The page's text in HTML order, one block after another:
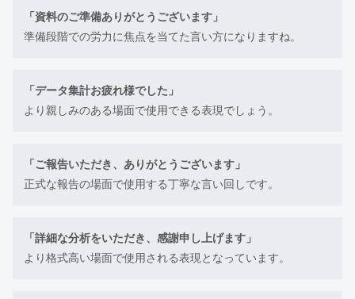
「資料のご準備ありがとうございます」
準備段階での労力に焦点を当てた言い方になりますね。
「データ集計お疲れ様でした」
より親しみのある場面で使用できる表現でしょう。
「ご報告いただき、ありがとうございます」
正式な報告の場面で使用する丁寧な言い回しです。
「詳細な分析をいただき、感謝申し上げます」
より格式高い場面で使用される表現となっています。